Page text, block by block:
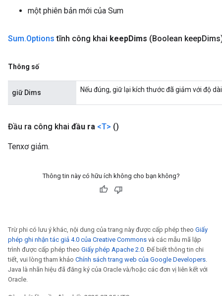
một phiên bản mới của Sum
Sum.Options tĩnh công khai keepDims (Boolean keep
Thông số
giữ Dims Nếu đúng, giữ lại kích thước đã giảm với độ
Đầu ra công khai đầu ra <T> ()
Tenxơ giảm.
Thông tin này có hữu ích không cho bạn không?
Trừ phi có lưu ý khác, nội dung của trang này được cấp phép theo Giấy
phép ghi nhận tác giả 4.0 của Creative Commons và các mẫu mã lập
trình được cấp phép theo Giấy phép Apache 2.0 . Để biết thông tin chi
tiết, vui lòng tham khảo Chính sách trang web của Google Developers
Java là nhãn hiệu đã đăng ký của Oracle và/hoặc các đơn vị liên kết với
Oracle.